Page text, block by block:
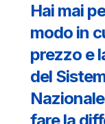
Hai mai
modo in
prezzo e
del